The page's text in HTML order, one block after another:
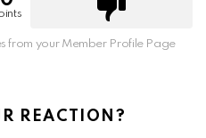
from your Member Profile Page
REACTION?